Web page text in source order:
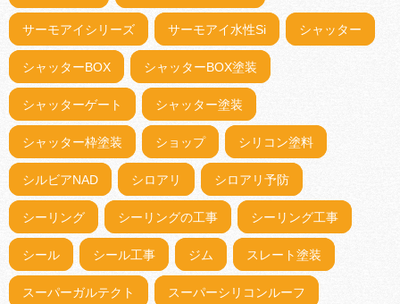
サーモアイシリーズ サーモアイ水性Si シャッター
シャッターBOX シャッターBOX塗装
シャッターゲート シャッター塗装
シャッター枠塗装 ショップ シリコン塗料
シルビアNAD シロアリ シロアリ予防
シーリング シーリングの工事 シーリング工事
シール シール工事 ジム スレート塗装
スーパーガルテクト スーパーシリコンルーフ